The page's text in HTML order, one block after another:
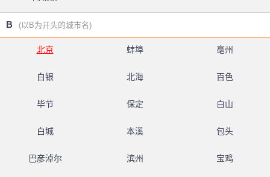
B (以B为开头的城市名)
北京 蚌埠 亳州
白银 北海 百色
毕节 保定 白山
白城 本溪 包头
巴彦淖尔 滨州 宝鸡